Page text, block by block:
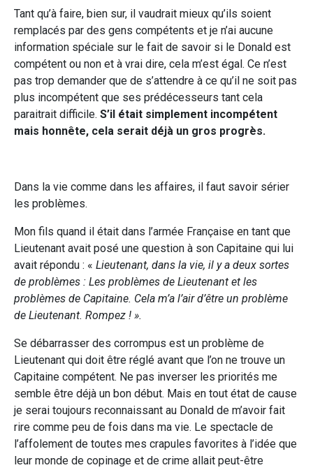
Tant qu’à faire, bien sur, il vaudrait mieux qu’ils soient
remplacés par des gens compétents et je n’ai aucune
information spéciale sur le fait de savoir si le Donald est
compétent ou non et à vrai dire, cela m’est égal. Ce n’est
pas trop demander que de s’attendre à ce qu’il ne soit pas
plus incompétent que ses prédécesseurs tant cela
paraitrait difficile. S’il était simplement incompétent
mais honnête, cela serait déjà un gros progrès.
Dans la vie comme dans les affaires, il faut savoir sérier
les problèmes.
Mon fils quand il était dans l’armée Française en tant que
Lieutenant avait posé une question à son Capitaine qui lui
avait répondu : « Lieutenant, dans la vie, il y a deux sortes
de problèmes : Les problèmes de Lieutenant et les
problèmes de Capitaine. Cela m’a l’air d’être un problème
de Lieutenant. Rompez ! ».
Se débarrasser des corrompus est un problème de
Lieutenant qui doit être réglé avant que l’on ne trouve un
Capitaine compétent. Ne pas inverser les priorités me
semble être déjà un bon début. Mais en tout état de cause
je serai toujours reconnaissant au Donald de m’avoir fait
rire comme peu de fois dans ma vie. Le spectacle de
l’affolement de toutes mes crapules favorites à l’idée que
leur monde de copinage et de crime allait peut-être